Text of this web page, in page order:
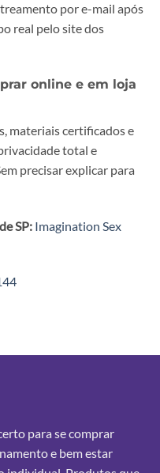
por e-mail após
real pelo site dos
online e em loja
materiais certificados e
total e
precisar explicar para
SP: Imagination Sex
para se comprar
e bem estar